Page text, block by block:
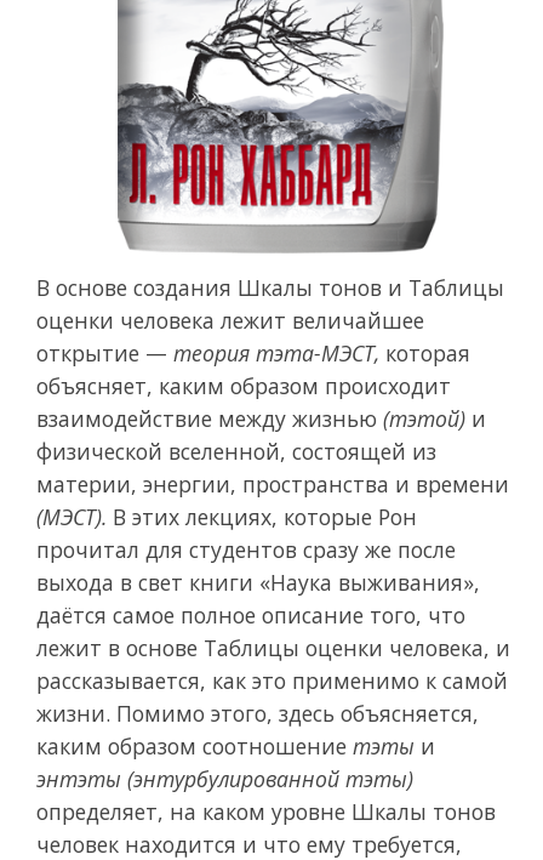
В основе создания Шкалы тонов и Таблицы
оценки человека лежит величайшее
открытие — теория тэта-МЭСТ, которая
объясняет, каким образом происходит
взаимодействие между жизнью (тэтой) и
физической вселенной, состоящей из
материи, энергии, пространства и времени
(МЭСТ). В этих лекциях, которые Рон
прочитал для студентов сразу же после
выхода в свет книги «Наука выживания»,
даётся самое полное описание того, что
лежит в основе Таблицы оценки человека, и
рассказывается, как это применимо к самой
жизни. Помимо этого, здесь объясняется,
каким образом соотношение тэты и
энтэты (энтурбулированной тэты)
определяет, на каком уровне Шкалы тонов
человек находится и что ему требуется,